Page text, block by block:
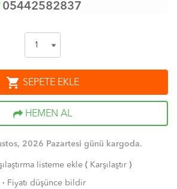
05442582837
shopping_cart SEPETE EKLE
HEMEN AL
2026 Pazartesi günü kargoda.
listeme ekle( Karşılaştır)
· Fiyatı düşünce bildir